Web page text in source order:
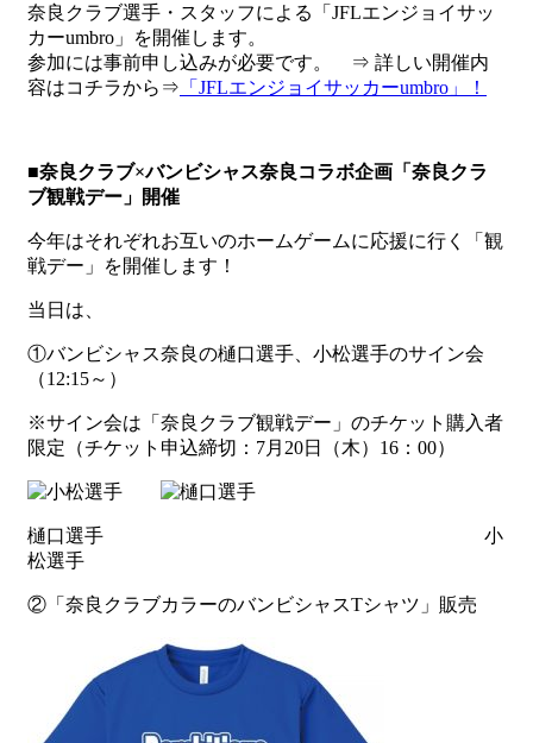
奈良クラブ選手・スタッフによる「JFLエンジョイサッ
カーumbro」を開催します。
参加には事前申し込みが必要です。 ⇒ 詳しい開催内
容はコチラから⇒ 「JFLエンジョイサッカーumbro」！
■奈良クラブ×バンビシャス奈良コラボ企画「奈良クラ
ブ観戦デー」開催
今年はそれぞれお互いのホームゲームに応援に行く「観
戦デー」を開催します！
当日は、
①バンビシャス奈良の樋口選手、小松選手のサイン会
（12:15～）
※サイン会は「奈良クラブ観戦デー」のチケット購入者
限定（チケット申込締切：7月20日（木）16：00）
樋口選手 小
松選手
②「奈良クラブカラーのバンビシャスTシャツ」販売